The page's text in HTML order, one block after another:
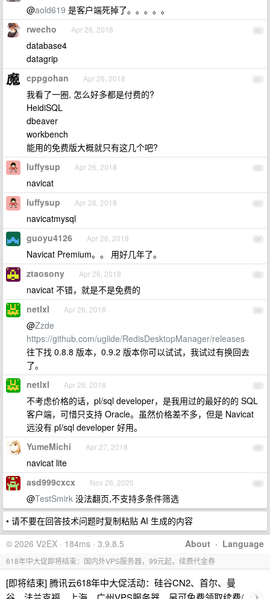
@aold619 是客户端死掉了。。。。。
60
rwecho Apr 26, 2018
database4
datagrip
61
cppgohan Apr 26, 2018
我看了一圈, 怎么好多都是付费的?
HeidiSQL
dbeaver
workbench
能用的免费版大概就只有这几个吧?
62
luffysup Apr 26, 2018
navicat
63
luffysup Apr 26, 2018
navicatmysql
64
guoyu4126 Apr 26, 2018
Navicat Premium。。 用好几年了。
65
ztaosony Apr 26, 2018
navicat 不错，就是不是免费的
66
netlxl Apr 26, 2018
@Zzde
https://github.com/uglide/RedisDesktopManager/releases
往下找 0.8.8 版本，0.9.2 版本你可以试试，我试过有换回去
了。
67
netlxl Apr 26, 2018
不考虑价格的话，pl/sql developer，是我用过的最好的的 SQL
客户端，可惜只支持 Oracle。虽然价格差不多，但是 Navicat
远没有 pl/sql developer 好用。
68
YumeMichi Apr 27, 2018
navicat lite
69
asd999cxcx Nov 26, 2020
@TestSmirk 没法翻页,不支持多条件筛选
• 请不要在回答技术问题时复制粘贴 AI 生成的内容
About · Language
© 2026 V2EX · 184ms · 3.9.8.5
618年中大促即将结束：国内外VPS服务器，99元起，续费代金券
[即将结束] 腾讯云618年中大促活动：硅谷CN2、首尔、曼
›